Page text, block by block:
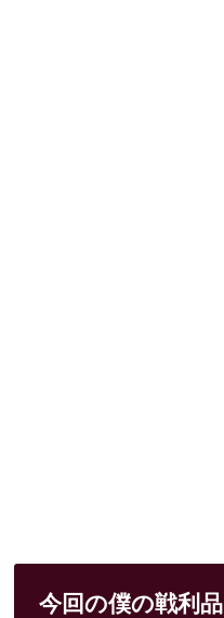
今回の僕の戦利品